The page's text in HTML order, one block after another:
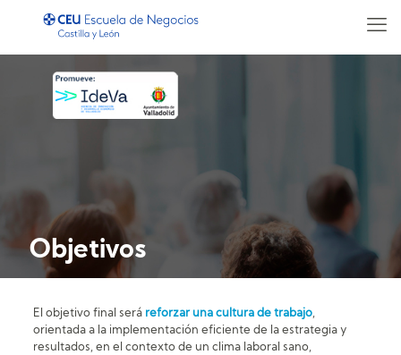
Objetivos
El objetivo final será reforzar una cultura de trabajo,
orientada a la implementación eficiente de la estrategia y
resultados, en el contexto de un clima laboral sano,